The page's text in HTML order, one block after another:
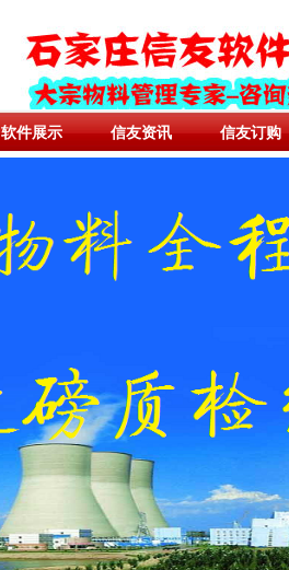
软件展示 信友资讯 信友订购